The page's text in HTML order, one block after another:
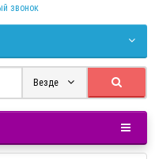
звонок
Везде